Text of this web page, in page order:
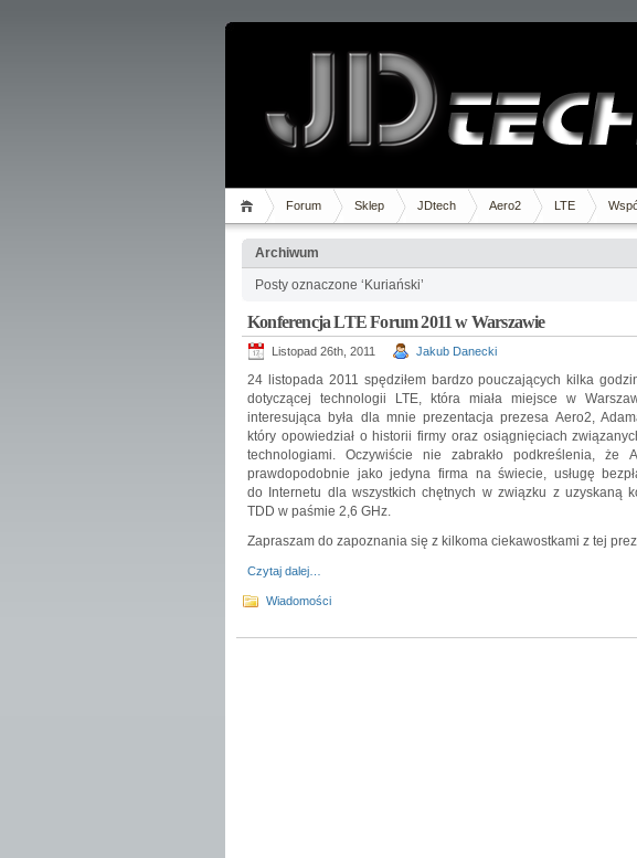
Forum Sklep JDtech Aero2 LTE
Archiwum
Posty oznaczone ‘Kuriański’
Konferencja LTE Forum 2011 w Warszawie
Listopad 26th, 2011 Jakub Danecki
24 listopada 2011 spędziłem bardzo pouczających kilka
dotyczącej technologii LTE, która miała miejsce w
interesująca była dla mnie prezentacja prezesa Aero2,
który opowiedział o historii firmy oraz osiągnięciach
technologiami. Oczywiście nie zabrakło podkreślenia, że
prawdopodobnie jako jedyna firma na świecie, usługę
do Internetu dla wszystkich chętnych w związku z uzyskaną
TDD w paśmie 2,6 GHz.
Zapraszam do zapoznania się z kilkoma ciekawostkami z tej
Czytaj dalej…
Wiadomości